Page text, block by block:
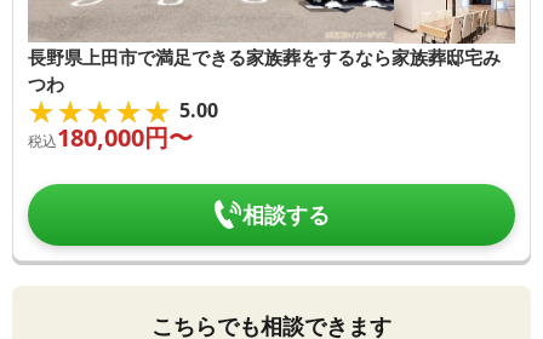
長野県上田市で満足できる家族葬をするなら家族葬邸宅み
つわ
★★★★★
★★★★★ 5.00
税込180,000円〜
相談する
こちらでも相談できます